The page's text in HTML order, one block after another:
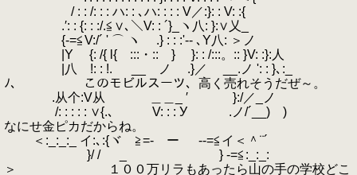
/ : : /: : : ハ: : ､ハ: : : : V／:}: : V: :{
.′: : {: : :/.≦∨､＼V: : ´}_ヽ八: }:∨乂_
{-=≦V:/´ ' ⌒ ヽ .} : : :'‐- ､Y八: ＞ノ
|Y {: /{ l{ :::・:: } }: : /:::。:: }V: :}:人
|八 !: : !. ゝ __ ノ .}／ゝ __.ノ ': : }､:_
ﾉ､ このモビルスーツ、高く売れそうだぜ～。
.从个:V从 ＿＿_ ′ }:/／_ノ
/: : : : : ∨{.､ V: : : У .ノ/´__) )
なにせ金ピカだからね。
＜:_:_:_ イ:､:{ヾ ≧=- ー --=≦イ＜＾¨´
}/ / _ } -=≦:_:_:
＞ １００万リラもあったら山の手の学校どこ